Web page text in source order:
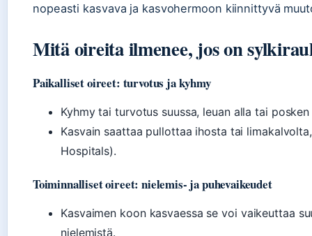
nopeasti kasvava ja kasvohermoon kiinnittyvä
Mitä oireita ilmenee, jos on
Paikalliset oireet: turvotus ja kyhmy
Kyhmy tai turvotus suussa, leuan alla tai
Kasvain saattaa pullottaa ihosta tai
Hospitals).
Toiminnalliset oireet: nielemis- ja puhevaikeudet
Kasvaimen koon kasvaessa se voi vaikeuttaa
nielemistä.